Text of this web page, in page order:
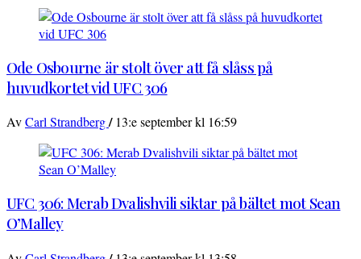
Ode Osbourne är stolt över att få slåss på
huvudkortet vid UFC 306
AvCarl Strandberg/ 13:e september kl 16:59
UFC 306: Merab Dvalishvili siktar på bältet mot Sean
O’Malley